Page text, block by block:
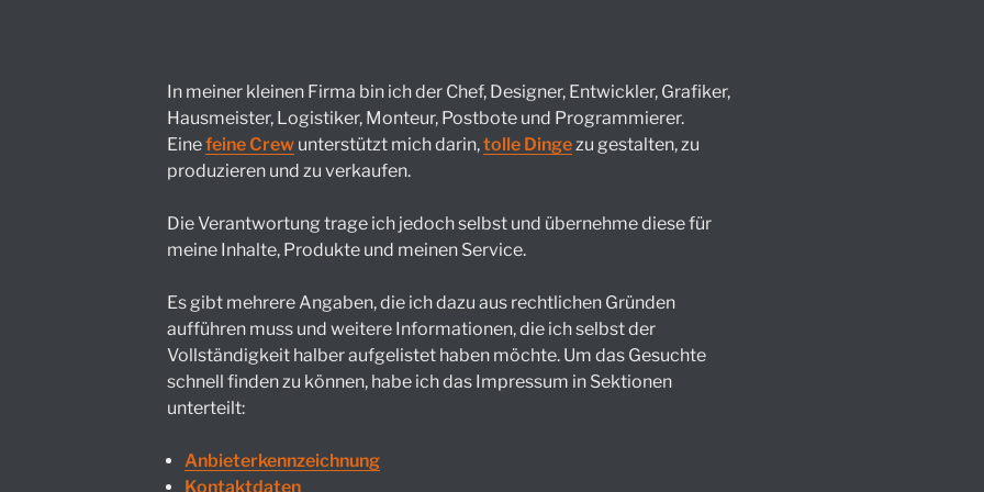
In meiner kleinen Firma bin ich der Chef, Designer, Entwickler, Grafiker,
Hausmeister, Logistiker, Monteur, Postbote und Programmierer.
Einefeine Crewunterstützt mich darin,tolle Dingezu gestalten, zu
produzieren und zu verkaufen.
Die Verantwortung trage ich jedoch selbst und übernehme diese für
meine Inhalte, Produkte und meinen Service.
Es gibt mehrere Angaben, die ich dazu aus rechtlichen Gründen
aufführen muss und weitere Informationen, die ich selbst der
Vollständigkeit halber aufgelistet haben möchte. Um das Gesuchte
schnell finden zu können, habe ich das Impressum in Sektionen
unterteilt:
Anbieterkennzeichnung
Kontaktdaten